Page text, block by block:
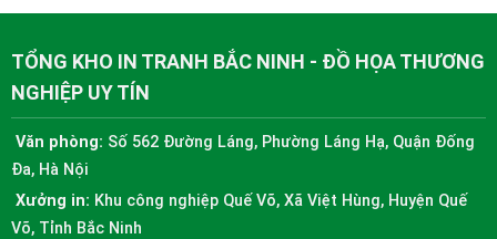
TỔNG KHO IN TRANH BẮC NINH - ĐỒ HỌA THƯƠNG
NGHIỆP UY TÍN
Văn phòng: Số 562 Đường Láng, Phường Láng Hạ, Quận Đống
Đa, Hà Nội
Xưởng in: Khu công nghiệp Quế Võ, Xã Việt Hùng, Huyện Quế
Võ, Tỉnh Bắc Ninh